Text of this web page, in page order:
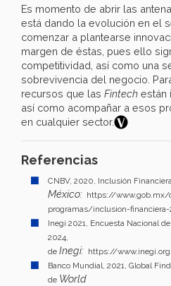
Es momento de abrir las
está dando la evolución en el
comenzar a plantearse
margen de éstas, pues ello
competitividad, así como una
sobrevivencia del negocio.
recursos que las Fintech están
así como acompañar a esos
en cualquier sector.
Referencias
CNBV, 2020, Inclusión
México: https://www.gob.mx/
programas/inclusion-financiera-
Inegi 2021, Encuesta Nacional
2024,
de Inegi: https://
Banco Mundial, 2021, Global
de World